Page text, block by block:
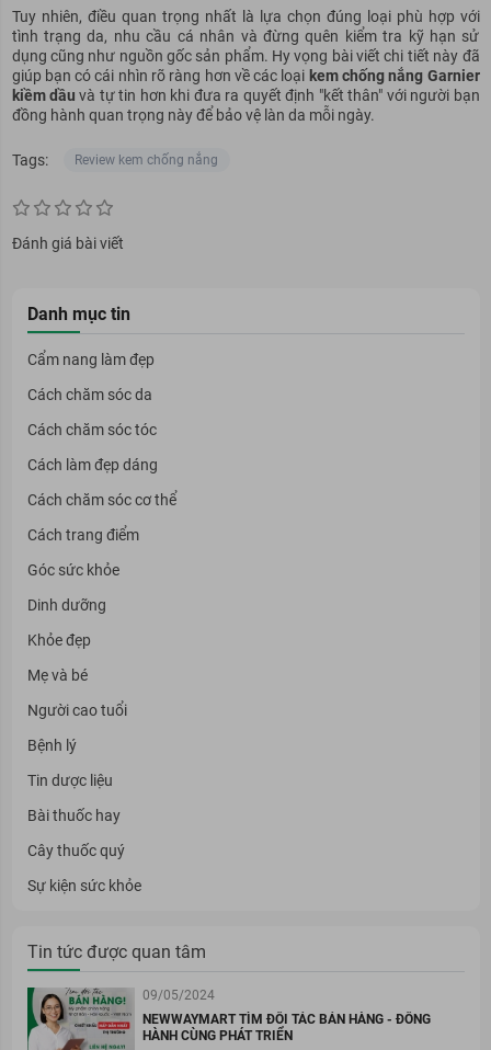
Tuy nhiên, điều quan trọng nhất là lựa chọn đúng loại phù hợp với
tình trạng da, nhu cầu cá nhân và đừng quên kiểm tra kỹ hạn sử
dụng cũng như nguồn gốc sản phẩm. Hy vọng bài viết chi tiết này đã
giúp bạn có cái nhìn rõ ràng hơn về các loại kem chống nắng Garnier
kiềm dầu và tự tin hơn khi đưa ra quyết định "kết thân" với người bạn
đồng hành quan trọng này để bảo vệ làn da mỗi ngày.
Tags: Review kem chống nắng
Đánh giá bài viết
Danh mục tin
Cẩm nang làm đẹp
Cách chăm sóc da
Cách chăm sóc tóc
Cách làm đẹp dáng
Cách chăm sóc cơ thể
Cách trang điểm
Góc sức khỏe
Dinh dưỡng
Khỏe đẹp
Mẹ và bé
Người cao tuổi
Bệnh lý
Tin dược liệu
Bài thuốc hay
Cây thuốc quý
Sự kiện sức khỏe
Tin tức được quan tâm
09/05/2024
NEWWAYMART TÌM ĐỐI TÁC BÁN HÀNG - ĐỒNG
HÀNH CÙNG PHÁT TRIỂN